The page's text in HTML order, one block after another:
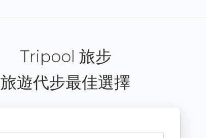
Tripool 旅步
旅遊代步最佳選擇